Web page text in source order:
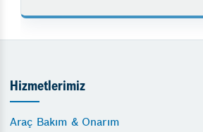
Hizmetlerimiz
Araç Bakım & Onarım